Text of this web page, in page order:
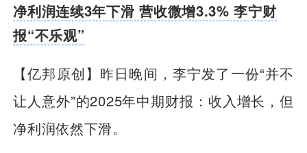
净利润连续3年下滑 营收微增3.3% 李宁财
报“不乐观”
【亿邦原创】昨日晚间，李宁发了一份“并不
让人意外”的2025年中期财报：收入增长，但
净利润依然下滑。